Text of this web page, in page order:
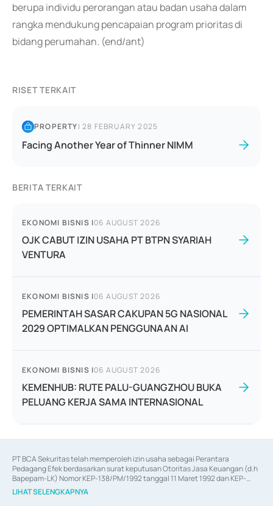
berupa individu perorangan atau badan usaha dalam
rangka mendukung pencapaian program prioritas di
bidang perumahan. (end/ant)
RISET TERKAIT
PROPERTY|28 FEBRUARY 2025
Facing Another Year of Thinner NIMM
BERITA TERKAIT
EKONOMI BISNIS |06 AUGUST 2026
OJK CABUT IZIN USAHA PT BTPN SYARIAH
VENTURA
EKONOMI BISNIS |06 AUGUST 2026
PEMERINTAH SASAR CAKUPAN 5G NASIONAL
2029 OPTIMALKAN PENGGUNAAN AI
EKONOMI BISNIS |06 AUGUST 2026
KEMENHUB: RUTE PALU-GUANGZHOU BUKA
PELUANG KERJA SAMA INTERNASIONAL
PT BCA Sekuritas telah memperoleh izin usaha sebagai Perantara
Pedagang Efek berdasarkan surat keputusan Otoritas Jasa Keuangan (d.h
Bapepam-LK) Nomor KEP-138/PM/1992 tanggal 11 Maret 1992 dan KEP-
06/D.04/2014 tanggal 28 Februari 2014, izin usaha sebagai Penjamin Emisi
Efek berdasarkan surat keputusan Otoritas Jasa Keuangan Nomor KEP-
LIHAT SELENGKAPNYA